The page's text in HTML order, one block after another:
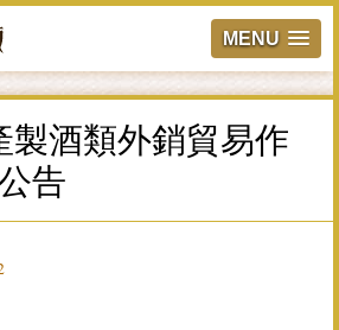
MENU
製酒類外銷貿易作
告